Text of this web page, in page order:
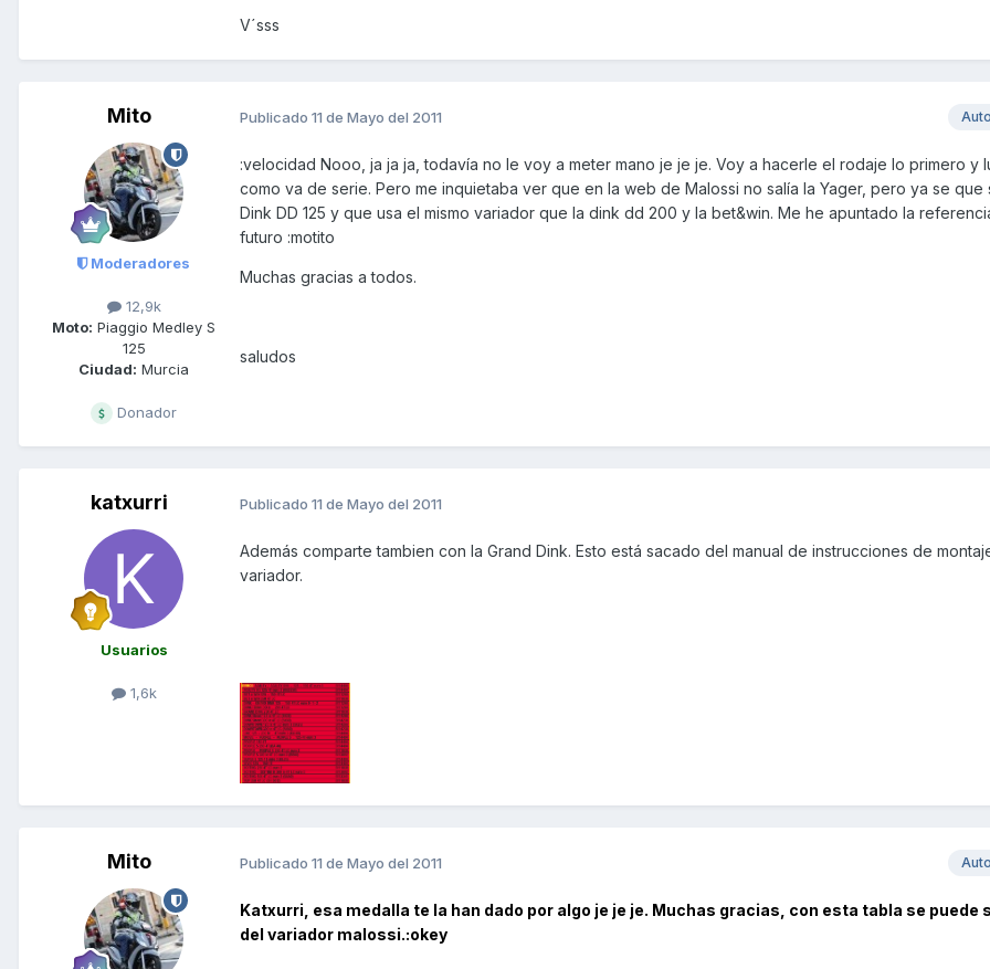
V´sss
Mito
Moderadores
12,9k
Moto: Piaggio Medley S
125
Ciudad: Murcia
Donador
Publicado 11 de Mayo del 2011
:velocidad Nooo, ja ja ja, todavía no le voy a meter mano je je je. Voy a hacerle el rodaje lo primero y
como va de serie. Pero me inquietaba ver que en la web de Malossi no salía la Yager, pero ya se que
Dink DD 125 y que usa el mismo variador que la dink dd 200 y la bet&win. Me he apuntado la
futuro :motito
Muchas gracias a todos.
saludos
katxurri
Usuarios
1,6k
Publicado 11 de Mayo del 2011
Además comparte tambien con la Grand Dink. Esto está sacado del manual de instrucciones de
variador.
Mito Publicado 11 de Mayo del 2011
Katxurri, esa medalla te la han dado por algo je je je. Muchas gracias, con esta tabla se puede
del variador malossi.:okey